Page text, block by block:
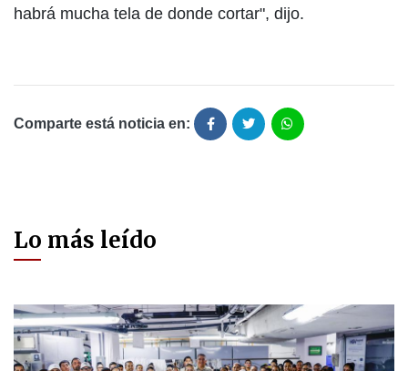
habrá mucha tela de donde cortar", dijo.
Comparte está noticia en:
Lo más leído